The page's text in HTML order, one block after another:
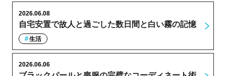
自宅安置で故人と過ごした数日間と白い霧の記憶
2026.06.08
生活
2026.06.06